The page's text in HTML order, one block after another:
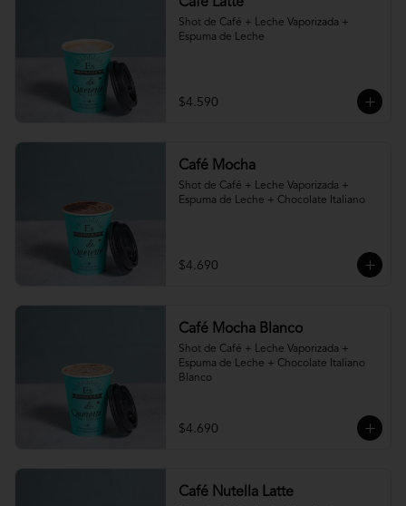
Shot de Café + Leche Vaporizada +
Espuma de Leche
$4.590
Café Mocha
Shot de Café + Leche Vaporizada +
Espuma de Leche + Chocolate Italiano
$4.690
Café Mocha Blanco
Shot de Café + Leche Vaporizada +
Espuma de Leche + Chocolate Italiano
Blanco
$4.690
Café Nutella Latte